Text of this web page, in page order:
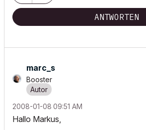
ANTWORTEN
marc_s
Booster
‎2008-01-08 09:51 AM
Hallo Markus,